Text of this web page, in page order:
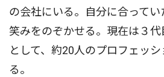
の会社にいる。自分に合って
笑みをのぞかせる。現在は３
として、約20人のプロフェッ
る。